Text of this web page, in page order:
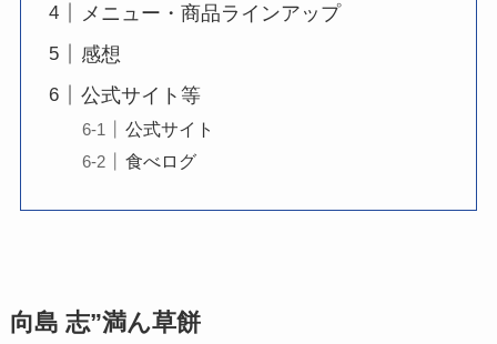
メニュー・商品ラインアップ
感想
公式サイト等
公式サイト
食べログ
向島 志”満ん草餅